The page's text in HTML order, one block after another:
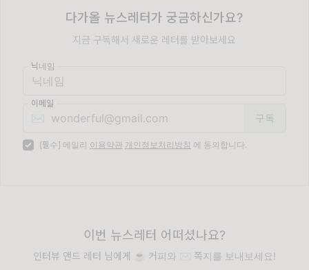
다가올 뉴스레터가 궁금하신가요?
지금 구독해서 새로운 레터를 받아보세요
닉네임
이메일
✉️
[필수] 메일리 이용약관 개인정보처리방침 에 동의합니다.
이번 뉴스레터 어떠셨나요?
인터뷰 앤드 레터 님에게 ☕️ 커피와 ✉️ 쪽지를 보내보세요!